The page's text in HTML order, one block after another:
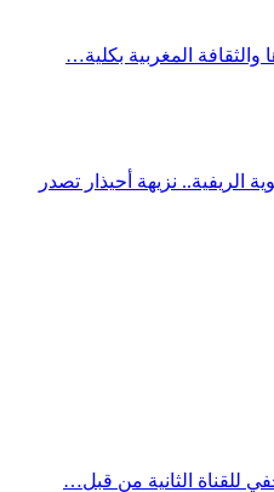
والثقافة المغربية بكلية…
الريفية.. نزيهة أحيذار تصدر
للقناة الثانية من قبل…